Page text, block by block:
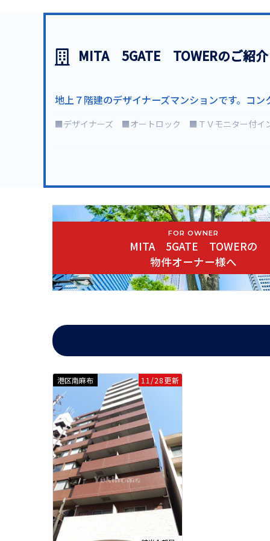
MITA 5GATE TOWERのご紹介
地上７階建のデザイナーズマンションです。コン
■デザイナーズ ■オートロック ■ＴＶモニター付
港区で長い間営業し、港区とともに成長してきたユウキホ
最も近い東京メトロ南北線白金高輪駅からは徒歩9分の好
FOR OWNER
MITA 5GATE TOWERの
物件オーナー様へ
港区南麻布 11/28更新